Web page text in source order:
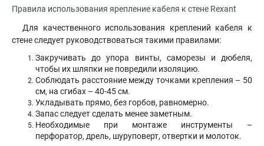
Правила использования ярепление кабеля к стене Rexant
Для качественного использования креплений кабеля к
стене следует руководствоваться такими правилами:
Закручивать до упора винты, саморезы и дюбеля,
чтобы их шляпки не повредили изоляцию.
Соблюдать расстояние между точками крепления – 50
см, на сгибах – 40-45 см.
Укладывать прямо, без горбов, равномерно.
Запас следует сделать менее заметным.
Необходимые при монтаже инструменты –
перфоратор, дрель, шуруповерт, отвертки и молоток.